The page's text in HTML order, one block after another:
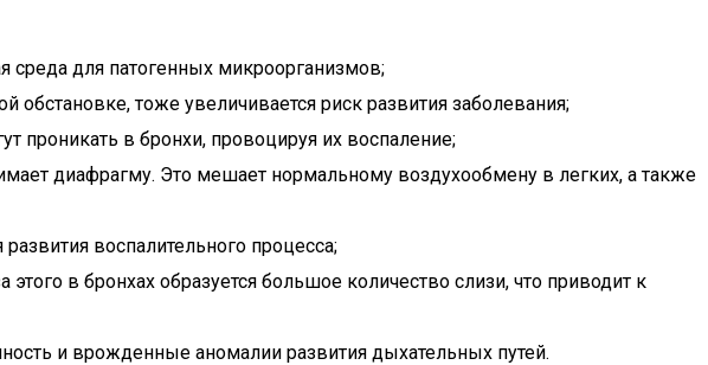
среда для патогенных микроорганизмов;
тоже увеличивается риск развития заболевания;
проникать в бронхи, провоцируя их воспаление;
диафрагму. Это мешает нормальному воздухообмену в легких, а также
воспалительного процесса;
в бронхах образуется большое количество слизи, что приводит к
и врожденные аномалии развития дыхательных путей.